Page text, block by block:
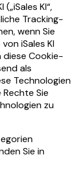
KI“,
Tracking-
wenn Sie
iSales KI
diese Cookie-
als
Technologien
Sie
zu
Sie in